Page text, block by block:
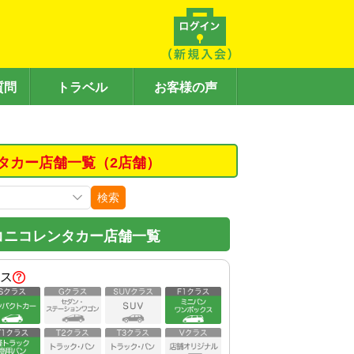
問 トラベル お客様の声
ー店舗一覧（2店舗）
検索
コレンタカー店舗一覧